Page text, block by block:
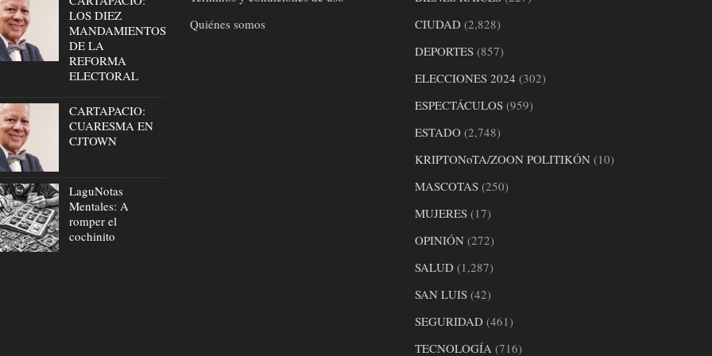
LOS DIEZ
MANDAMIENTOS
DE LA
REFORMA
ELECTORAL
CARTAPACIO:
CUARESMA EN
CJTOWN
LaguNotas
Mentales: A
romper el
cochinito
Quiénes somos
CIUDAD(2,828)
DEPORTES(857)
ELECCIONES 2024 (302)
ESPECTÁCULOS(959)
ESTADO(2,748)
KRIPTONoTA/ZOON POLITIKÓN(10)
MASCOTAS(250)
MUJERES(17)
OPINIÓN(272)
SALUD(1,287)
SAN LUIS(42)
SEGURIDAD(461)
TECNOLOGÍA (716)